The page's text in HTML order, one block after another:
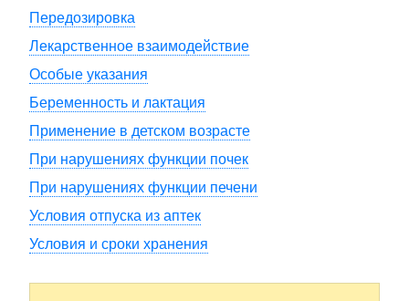
Передозировка
Лекарственное взаимодействие
Особые указания
Беременность и лактация
Применение в детском возрасте
При нарушениях функции почек
При нарушениях функции печени
Условия отпуска из аптек
Условия и сроки хранения